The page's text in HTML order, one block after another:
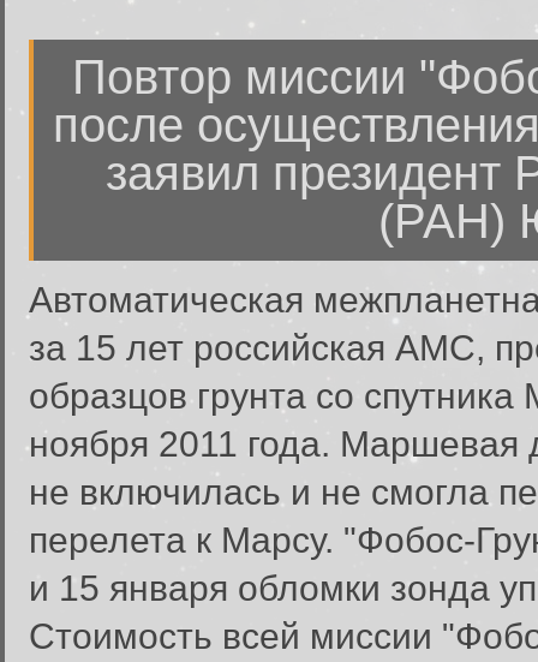
Повтор миссии
после
заявил президент
(РАН)
Автоматическая
за 15 лет российская АМС,
образцов грунта со
ноября 2011 года. Маршевая
не включилась и не смогла
перелета к Марсу. "Фобос-
и 15 января обломки зонда
Стоимость всей миссии